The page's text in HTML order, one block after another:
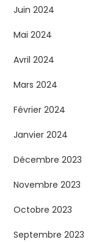
Juin 2024
Mai 2024
Avril 2024
Mars 2024
Février 2024
Janvier 2024
Décembre 2023
Novembre 2023
Octobre 2023
Septembre 2023